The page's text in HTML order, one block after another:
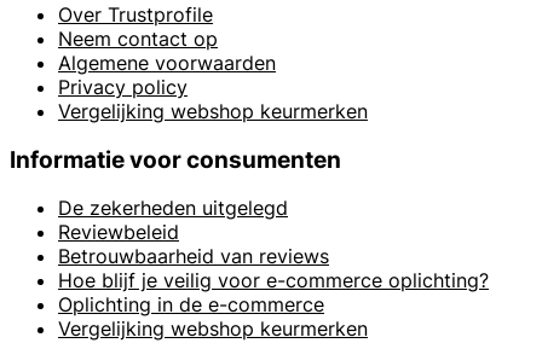
Over Trustprofile
Neem contact op
Algemene voorwaarden
Privacy policy
Vergelijking webshop keurmerken
Informatie voor consumenten
De zekerheden uitgelegd
Reviewbeleid
Betrouwbaarheid van reviews
Hoe blijf je veilig voor e-commerce oplichting?
Oplichting in de e-commerce
Vergelijking webshop keurmerken